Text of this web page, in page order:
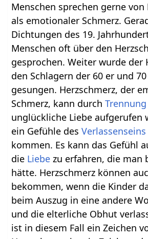
Menschen sprechen gerne von
als emotionaler Schmerz.
Dichtungen des 19.
Menschen oft über den
gesprochen. Weiter wurde der
den Schlagern der 60 er und 70
gesungen. Herzschmerz, der
Schmerz, kann durchTrennung
unglückliche Liebe aufgerufen
ein Gefühle desVerlassenseins
kommen. Es kann das Gefühl
die Liebe zu erfahren, die man
hätte. Herzschmerz können
bekommen, wenn die Kinder
beim Auszug in eine andere
und die elterliche Obhut
ist in diesem Fall ein Zeichen